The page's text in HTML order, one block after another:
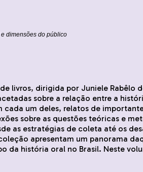
dimensões do público
livros, dirigida por Juniele Rabêlo
sobre a relação entre a
cada um deles, relatos de
sobre as questões teóricas e
as estratégias de coleta até os
apresentam um panorama
da história oral no Brasil. Neste